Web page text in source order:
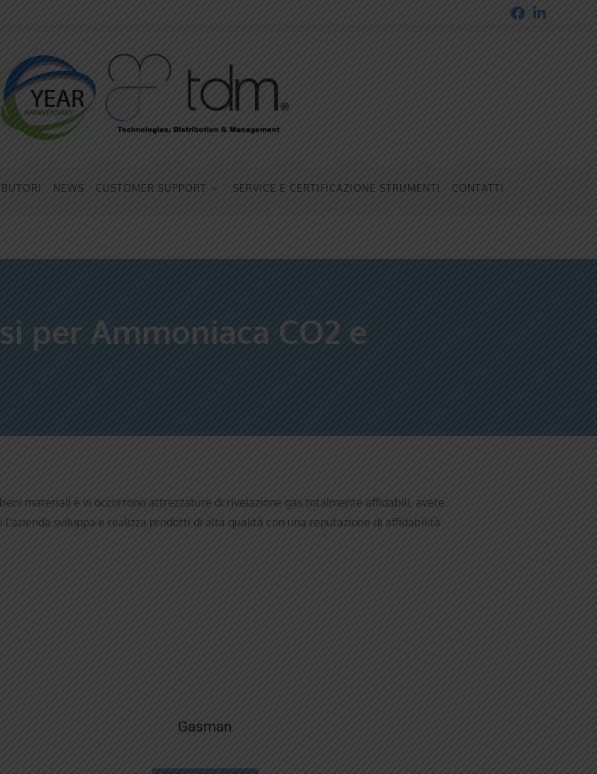
NEWS CUSTOMER SUPPORT SERVICE E CERTIFICAZIONE STRUMENTI CONTATTI
per Ammoniaca CO2 e
materiali e vi occorrono attrezzature di rivelazione gas totalmente affidabili, avete
sviluppa e realizza prodotti di alta qualità con una reputazione di affidabilità
Gasman